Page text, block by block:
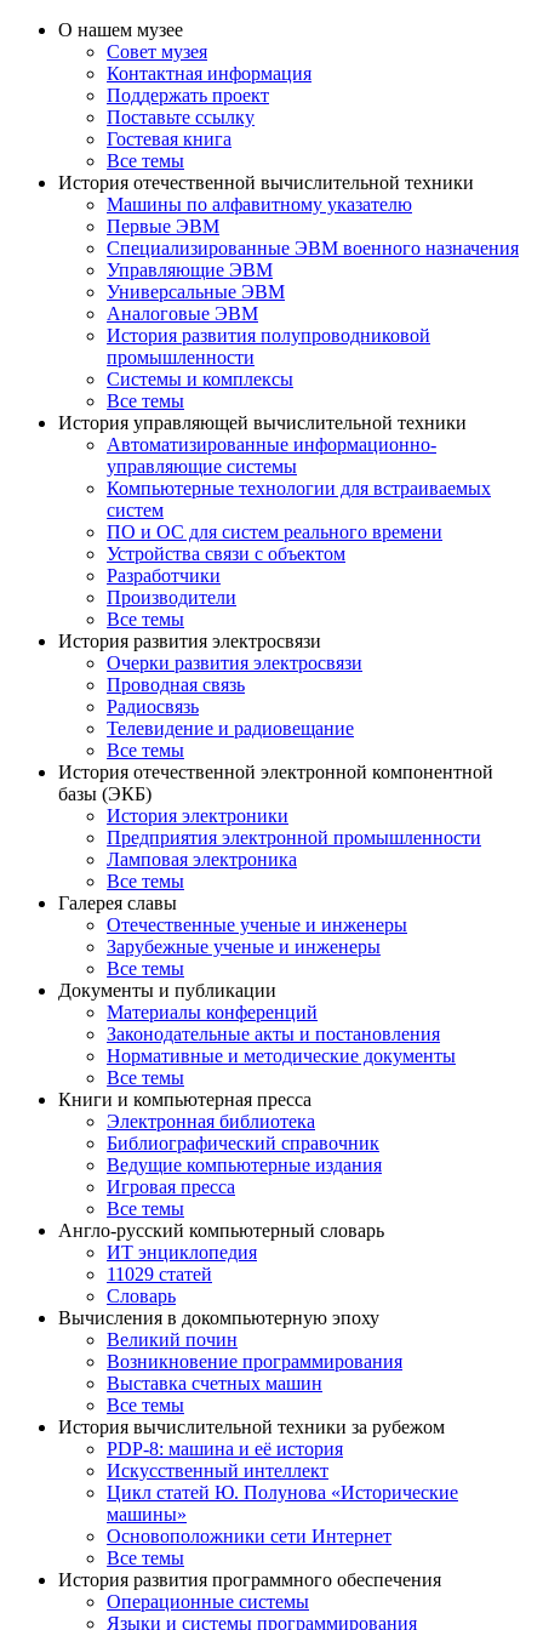
О нашем музее
Совет музея
Контактная информация
Поддержать проект
Поставьте ссылку
Гостевая книга
Все темы
История отечественной вычислительной техники
Машины по алфавитному указателю
Первые ЭВМ
Специализированные ЭВМ военного назначения
Управляющие ЭВМ
Универсальные ЭВМ
Аналоговые ЭВМ
История развития полупроводниковой
промышленности
Системы и комплексы
Все темы
История управляющей вычислительной техники
Автоматизированные информационно-
управляющие системы
Компьютерные технологии для встраиваемых
систем
ПО и ОС для систем реального времени
Устройства связи с объектом
Разработчики
Производители
Все темы
История развития электросвязи
Очерки развития электросвязи
Проводная связь
Радиосвязь
Телевидение и радиовещание
Все темы
История отечественной электронной компонентной
базы (ЭКБ)
История электроники
Предприятия электронной промышленности
Ламповая электроника
Все темы
Галерея славы
Отечественные ученые и инженеры
Зарубежные ученые и инженеры
Все темы
Документы и публикации
Материалы конференций
Законодательные акты и постановления
Нормативные и методические документы
Все темы
Книги и компьютерная пресса
Электронная библиотека
Библиографический справочник
Ведущие компьютерные издания
Игровая пресса
Все темы
Англо-русский компьютерный словарь
ИТ энциклопедия
11029 статей
Словарь
Вычисления в докомпьютерную эпоху
Великий почин
Возникновение программирования
Выставка счетных машин
Все темы
История вычислительной техники за рубежом
PDP-8: машина и её история
Искусственный интеллект
Цикл статей Ю. Полунова «Исторические
машины»
Основоположники сети Интернет
Все темы
История развития программного обеспечения
Операционные системы
Языки и системы программирования